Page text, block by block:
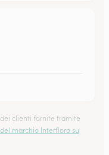
clienti fornite tramite
marchio Interflora su